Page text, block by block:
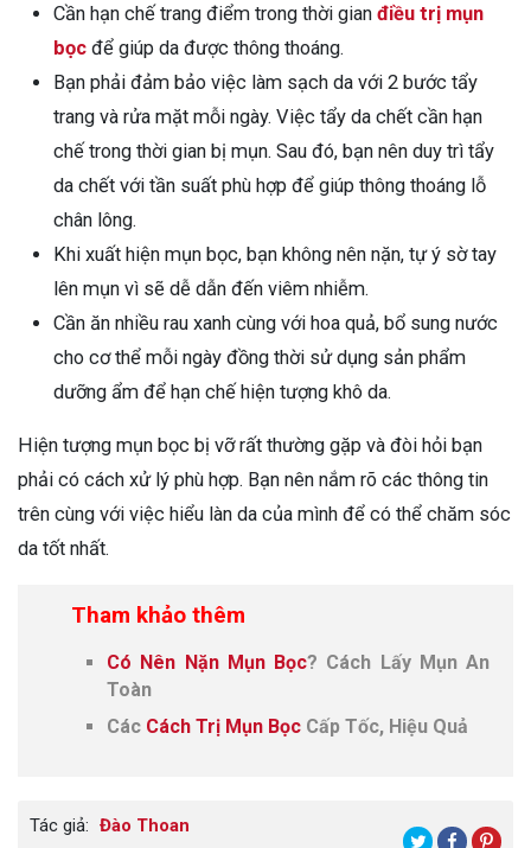
Cần hạn chế trang điểm trong thời gian điều trị mụn
bọc để giúp da được thông thoáng.
Bạn phải đảm bảo việc làm sạch da với 2 bước tẩy
trang và rửa mặt mỗi ngày. Việc tẩy da chết cần hạn
chế trong thời gian bị mụn. Sau đó, bạn nên duy trì tẩy
da chết với tần suất phù hợp để giúp thông thoáng lỗ
chân lông.
Khi xuất hiện mụn bọc, bạn không nên nặn, tự ý sờ tay
lên mụn vì sẽ dễ dẫn đến viêm nhiễm.
Cần ăn nhiều rau xanh cùng với hoa quả, bổ sung nước
cho cơ thể mỗi ngày đồng thời sử dụng sản phẩm
dưỡng ẩm để hạn chế hiện tượng khô da.
Hiện tượng mụn bọc bị vỡ rất thường gặp và đòi hỏi bạn
phải có cách xử lý phù hợp. Bạn nên nắm rõ các thông tin
trên cùng với việc hiểu làn da của mình để có thể chăm sóc
da tốt nhất.
Tham khảo thêm
Có Nên Nặn Mụn Bọc? Cách Lấy Mụn An
Toàn
Các Cách Trị Mụn Bọc Cấp Tốc, Hiệu Quả
Tác giả: Đào Thoan